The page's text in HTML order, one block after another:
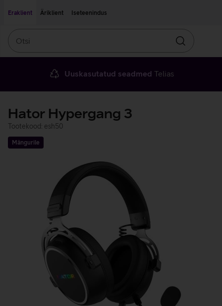
Eraklient
Äriklient Iseteenindus
Otsin
Uuskasutatud seadmed Telias
Hator Hypergang 3
Tootekood: esh50
Mängurile